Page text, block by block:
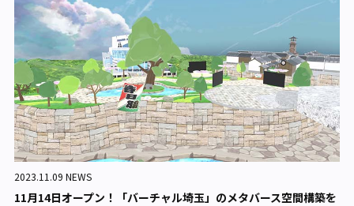
2023.11.09 NEWS
11月14日オープン！「バーチャル埼玉」のメタバース空間構築を